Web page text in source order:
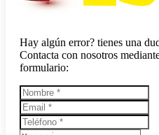
Hay algún error? tienes una
Contacta con nosotros
formulario: